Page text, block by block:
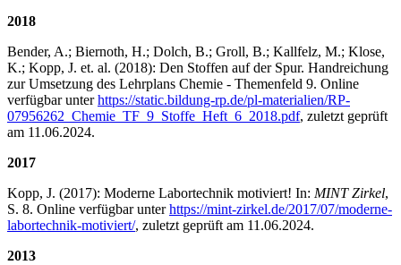
2018
Bender, A.; Biernoth, H.; Dolch, B.; Groll, B.; Kallfelz, M.; Klose,
K.; Kopp, J. et. al. (2018): Den Stoffen auf der Spur. Handreichung
zur Umsetzung des Lehrplans Chemie - Themenfeld 9. Online
verfügbar unterhttps://static.bildung-rp.de/pl-materialien/RP-
07956262_Chemie_TF_9_Stoffe_Heft_6_2018.pdf, zuletzt geprüft
am 11.06.2024.
2017
Kopp, J. (2017): Moderne Labortechnik motiviert! In: MINT Zirkel,
S. 8. Online verfügbar unterhttps://mint-zirkel.de/2017/07/moderne-
labortechnik-motiviert/, zuletzt geprüft am 11.06.2024.
2013